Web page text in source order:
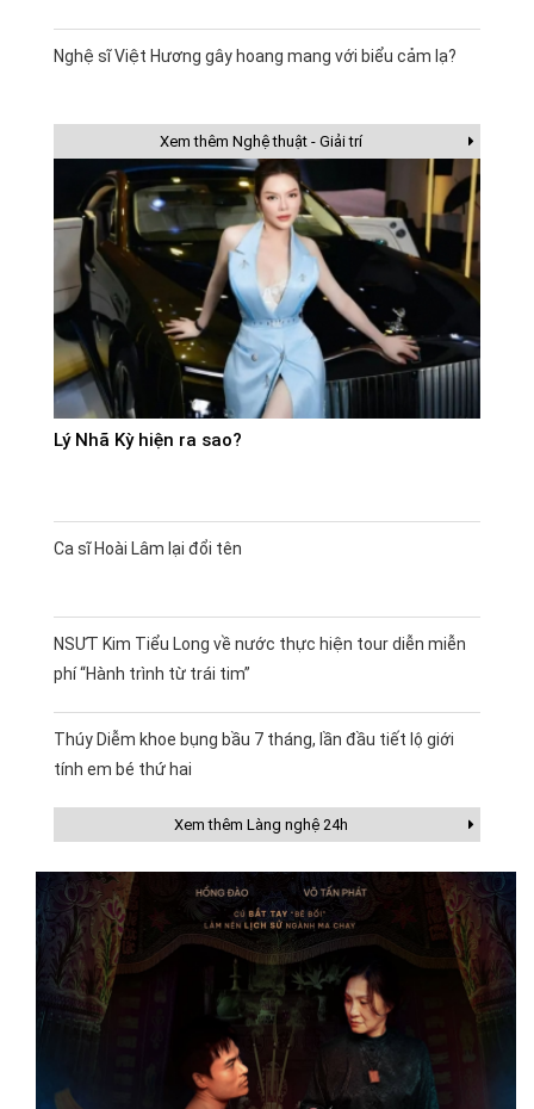
Nghệ sĩ Việt Hương gây hoang mang với biểu cảm lạ?
Xem thêm Nghệ thuật - Giải trí
Lý Nhã Kỳ hiện ra sao?
Ca sĩ Hoài Lâm lại đổi tên
NSƯT Kim Tiểu Long về nước thực hiện tour diễn miễn
phí “Hành trình từ trái tim”
Thúy Diễm khoe bụng bầu 7 tháng, lần đầu tiết lộ giới
tính em bé thứ hai
Xem thêm Làng nghệ 24h